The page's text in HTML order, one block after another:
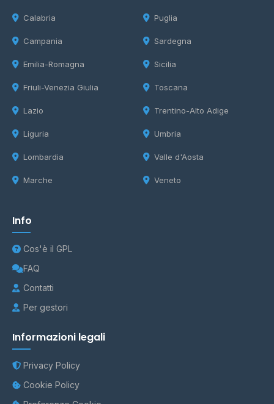
Calabria
Campania
Emilia-Romagna
Friuli-Venezia Giulia
Lazio
Liguria
Lombardia
Marche
Puglia
Sardegna
Sicilia
Toscana
Trentino-Alto Adige
Umbria
Valle d'Aosta
Veneto
Info
Cos'è il GPL
FAQ
Contatti
Per gestori
Informazioni legali
Privacy Policy
Cookie Policy